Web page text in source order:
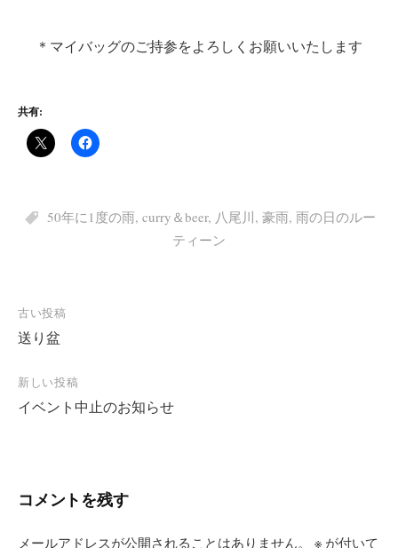
＊マイバッグのご持参をよろしくお願いいたします
共有:
50年に1度の雨, curry＆beer, 八尾川, 豪雨, 雨の日のルー
ティーン
投
稿
ナ
ビ
ゲ
ョ
古い投稿
送り盆
新しい投稿
イベント中止のお知らせ
コメントを残す
メールアドレスが公開されることはありません。 ※ が付いて